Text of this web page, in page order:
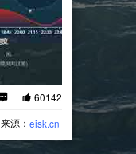
60142
来源：eisk.cn